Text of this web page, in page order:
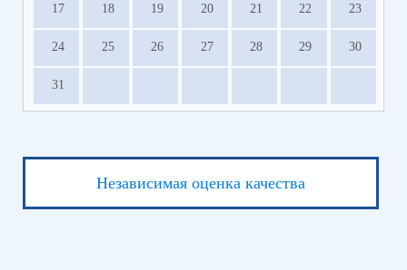
17 18 19 20 21 22 23
24 25 26 27 28 29 30
31
Независимая оценка качества